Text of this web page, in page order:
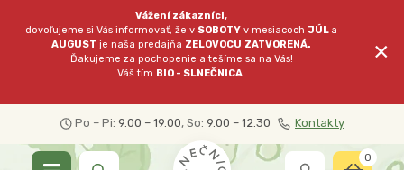
Vážení zákazníci,
dovoľujeme si Vás informovať, že v SOBOTY v mesiacochJÚL a
AUGUST je naša predajňa ZELOVOCU ZATVORENÁ.
Ďakujeme za pochopenie a tešíme sa na Vás!
Váš tím BIO - SLNEČNICA.
×
Po – Pi: 9.00 – 19.00, So: 9.00 – 12.30 Kontakty
0